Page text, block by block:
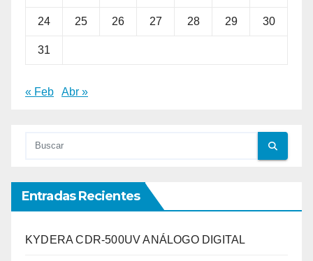
24 25 26 27 28 29 30
31
« Feb Abr »
Entradas Recientes
KYDERA CDR-500UV ANÁLOGO DIGITAL